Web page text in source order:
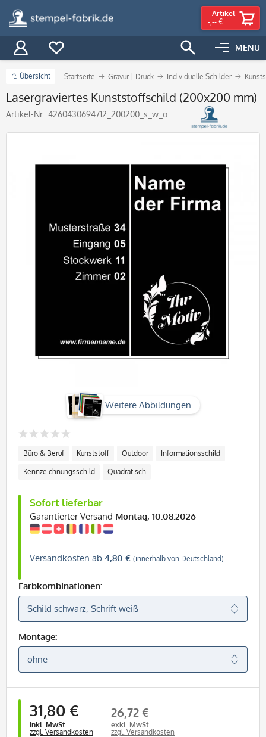
MENÜ
- Artikel
-,-- €
Übersicht Startseite Gravur | Druck Individuelle Schilder
Lasergraviertes Kunststoffschild (200x200 mm)
Artikel-Nr.: 4260430694712_200200_s_w_o
Weitere Abbildungen
Büro & Beruf Kunststoff Outdoor Informationsschild
Kennzeichnungsschild Quadratisch
Sofort lieferbar
Garantierter Versand Montag, 10.08.2026
Versandkosten ab 4,80 € (innerhalb von Deutschland)
Farbkombinationen:
Montage:
31,80 €
inkl. MwSt.
zzgl. Versandkosten
26,72 €
exkl. MwSt.
zzgl. Versandkosten